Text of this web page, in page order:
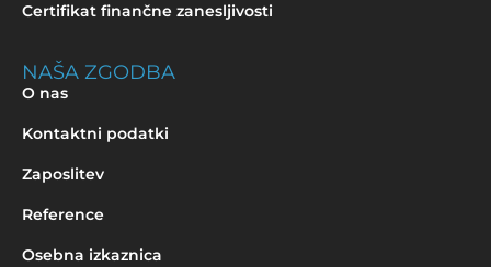
Certifikat finančne zanesljivosti
NAŠA ZGODBA
O nas
Kontaktni podatki
Zaposlitev
Reference
Osebna izkaznica